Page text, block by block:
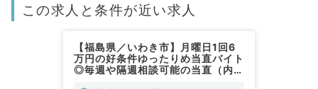
この求人と条件が近い求人
【福島県／いわき市】月曜日1回6
万円の好条件ゆったりめ当直バイト
◎毎週や隔週相談可能の当直（内科